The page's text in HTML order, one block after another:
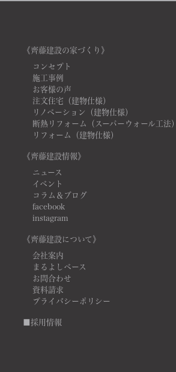
《齊藤建設の家づくり》
コンセプト
施工事例
お客様の声
注文住宅（建物仕様）
リノベーション（建物仕様）
断熱リフォーム（スーパーウォール工法）
リフォーム（建物仕様）
《齊藤建設情報》
ニュース
イベント
コラム＆ブログ
facebook
instagram
《齊藤建設について》
会社案内
まるよしベース
お問合わせ
資料請求
プライバシーポリシー
■採用情報